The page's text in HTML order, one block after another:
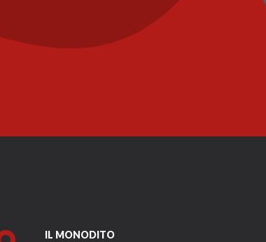
IL MONODITO